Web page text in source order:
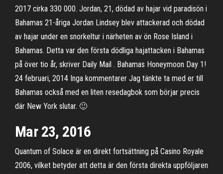
2017 cirka 330 000. Jordan, 21, dödad av hajar vid paradisön i
Bahamas 21-åriga Jordan Lindsey blev attackerad och dödad
av hajar under en snorkeltur i närheten av ön Rose Island i
Bahamas. Detta var den första dödliga hajattacken i Bahamas
på över tio år, skriver Daily Mail . Bahamas Honeymoon Day 1!
24 februari, 2014 Inga kommentarer Jag tänkte ta med er till
Bahamas också med en liten resedagbok som börjar precis
där New York slutar. 🙂
Mar 23, 2016
Quantum of Solace är en direkt fortsättning på Casino Royale
2006, vilket betyder att detta är den första direkta uppföljaren